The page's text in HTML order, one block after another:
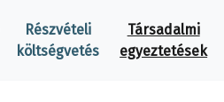
Részvételi
költségvetés
Társadalmi
egyeztetések